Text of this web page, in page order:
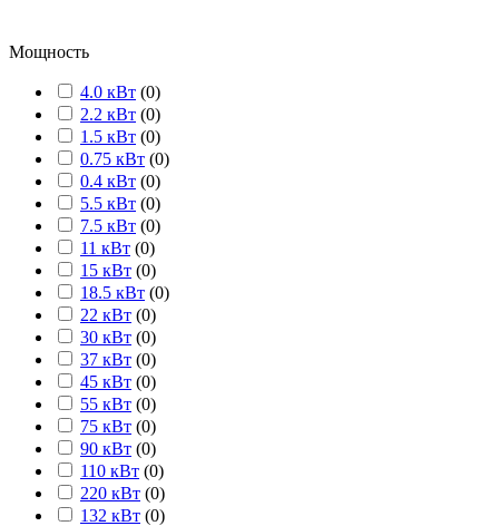
Мощность
4.0 кВт (0)
2.2 кВт (0)
1.5 кВт (0)
0.75 кВт (0)
0.4 кВт (0)
5.5 кВт (0)
7.5 кВт (0)
11 кВт (0)
15 кВт (0)
18.5 кВт (0)
22 кВт (0)
30 кВт (0)
37 кВт (0)
45 кВт (0)
55 кВт (0)
75 кВт (0)
90 кВт (0)
110 кВт (0)
220 кВт (0)
132 кВт (0)